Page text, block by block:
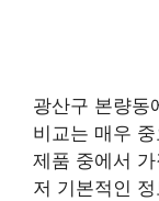
광산구 본량동
비교는 매우
제품 중에서
저 기본적인